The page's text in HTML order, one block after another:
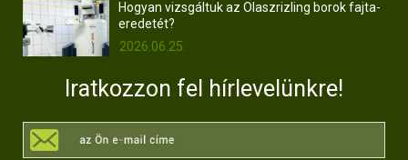
Hogyan vizsgáltuk az Olaszrizling borok fajta-
eredetét?
2026.06.25.
Iratkozzon fel hírlevelünkre!